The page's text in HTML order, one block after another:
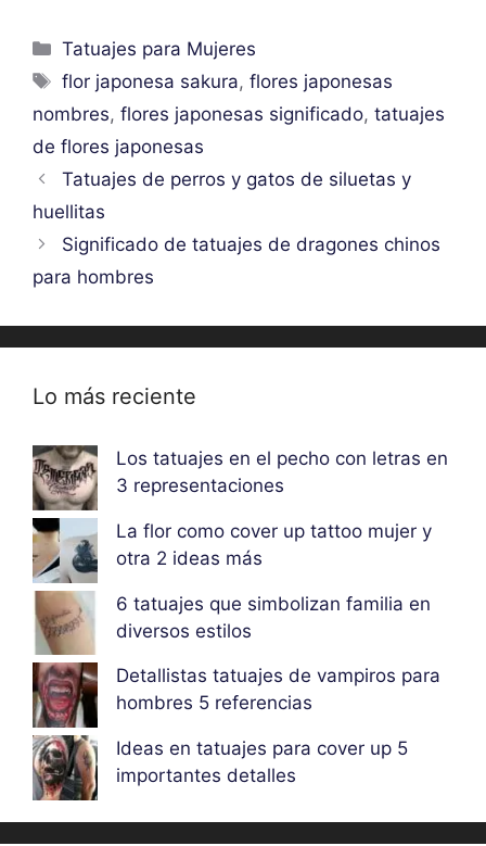
Categorías
Tatuajes para Mujeres
Etiquetas
flor japonesa sakura,flores japonesas
nombres, flores japonesas significado, tatuajes
de flores japonesas
Tatuajes de perros y gatos de siluetas y
huellitas
Significado de tatuajes de dragones chinos
para hombres
Lo más reciente
Los tatuajes en el pecho con letras en
3 representaciones
La flor como cover up tattoo mujer y
otra 2 ideas más
6 tatuajes que simbolizan familia en
diversos estilos
Detallistas tatuajes de vampiros para
hombres 5 referencias
Ideas en tatuajes para cover up 5
importantes detalles